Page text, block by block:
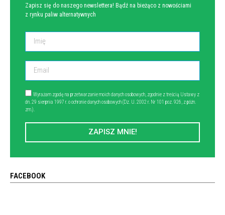
Zapisz się do naszego newslettera! Bądź na bieżąco z nowościami
z rynku paliw alternatywnych
Wyrażam zgodę na przetwarzanie moich danych osobowych, zgodnie z treścią Ustawy z
dn. 29 sierpnia 1997 r. o ochronie danych osobowych (Dz. U. 2002 r. Nr 101 poz. 926, z późn.
zm.).
ZAPISZ MNIE!
FACEBOOK